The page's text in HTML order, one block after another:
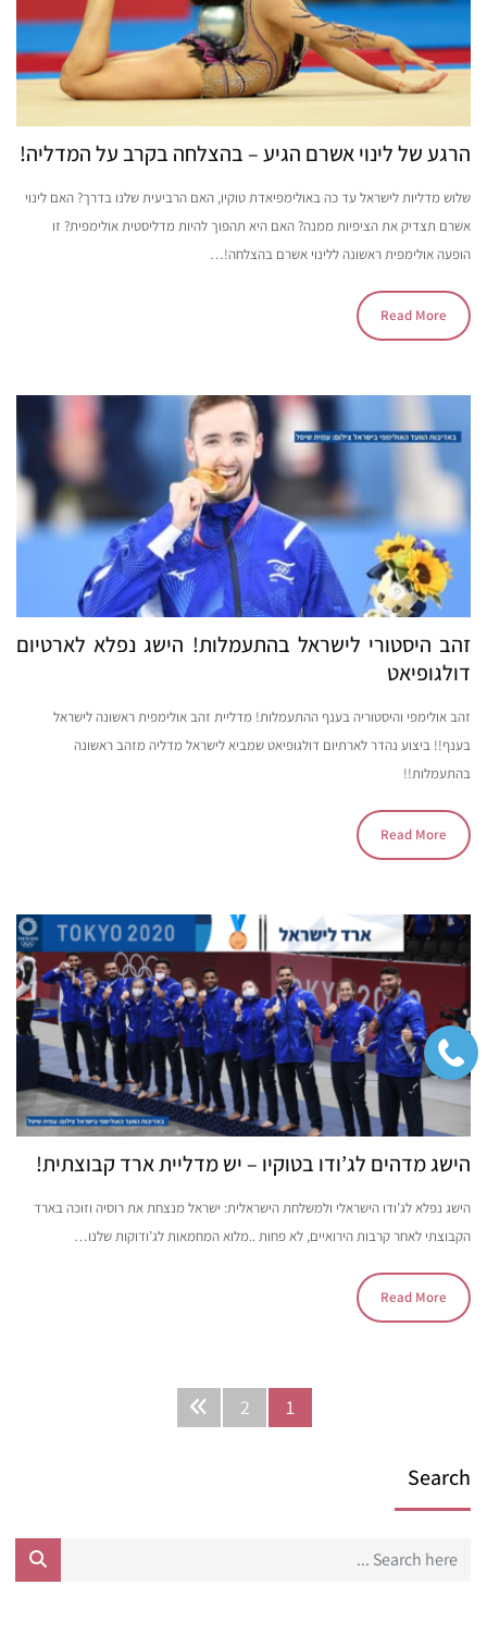
הרגע של לינוי אשרם הגיע – בהצלחה בקרב על המדליה!
שלוש מדליות לישראל עד כה באולימפיאדת טוקיו, האם הרביעית שלנו בדרך? האם לינוי
אשרם תצדיק את הציפיות ממנה? האם היא תהפוך להיות מדליסטית אולימפית? זו
הופעה אולימפית ראשונה ללינוי אשרם בהצלחה!…
Read More
זהב היסטורי לישראל בהתעמלות! הישג נפלא לארטיום
דולגופיאט
זהב אולימפי והיסטוריה בענף ההתעמלות! מדליית זהב אולימפית ראשונה לישראל
בענף!! ביצוע נהדר לארתיום דולגופיאט שמביא לישראל מדליה מזהב ראשונה
בהתעמלות!!
Read More
הישג מדהים לג’ודו בטוקיו – יש מדליית ארד קבוצתית!
הישג נפלא לג’ודו הישראלי ולמשלחת הישראלית: ישראל מנצחת את רוסיה וזוכה בארד
הקבוצתי לאחר קרבות הירואיים, לא פחות ..מלוא המחמאות לג’ודוקות שלנו…
Read More
1
2
Search